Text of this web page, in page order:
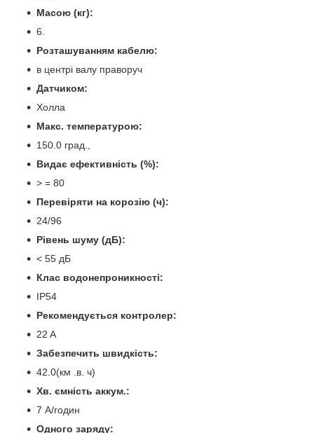
Масою (кг):
6.
Розташуванням кабелю:
в центрі валу праворуч
Датчиком:
Холла
Макс. температурою:
150.0 град.,
Видає ефективність (%):
> = 80
Перевіряти на корозію (ч):
24/96
Рівень шуму (дБ):
< 55 дБ
Клас водонепроникності:
IP54
Рекомендується контролер:
22 A
Забезпечить швидкість:
42.0(км .в. ч)
Хв. ємність аккум.:
7 А/годин
Одного заряду: